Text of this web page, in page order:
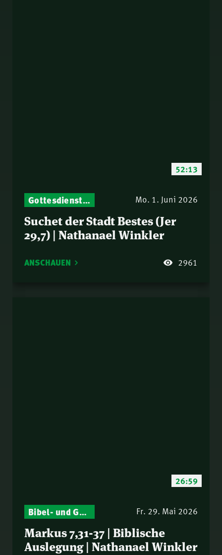
52:13
Gottesdienst-Botschaften – Jeden Sonntag neu: Aktuelle Predigten vom Mitternachtsruf Mo. 1. Juni 2026
Suchet der Stadt Bestes (Jer
29,7) | Nathanael Winkler
ANSCHAUEN 2961
26:59
Bibel- und Gebetsstunde – Jeden Donnerstag neu: Vers-für-Vers-Auslegungen Fr. 29. Mai 2026
Markus 7,31-37 | Biblische
Auslegung | Nathanael Winkler